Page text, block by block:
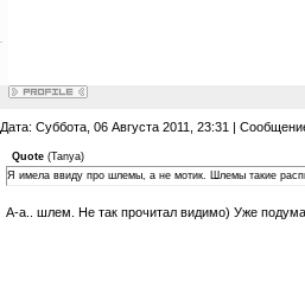
Дата: Суббота, 06 Августа 2011, 23:31 |
Quote(Tanya)
Я имела ввиду про шлемы, а не мотик. Шлемы такие
А-а.. шлем. Не так прочитал видимо) Уже